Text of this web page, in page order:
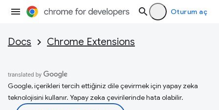
Oturum aç
Docs Chrome Extensions
Google, içerikleri tercih ettiğiniz dile çevirmek için yapay zeka
teknolojisini kullanır. Yapay zeka çevirilerinde hata olabilir.